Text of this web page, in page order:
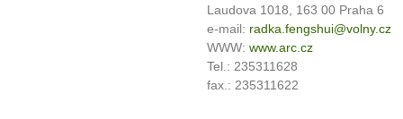
Laudova 1018, 163 00 Praha 6
e-mail: radka.fengshui@volny.cz
WWW: www.arc.cz
Tel.: 235311628
fax.: 235311622